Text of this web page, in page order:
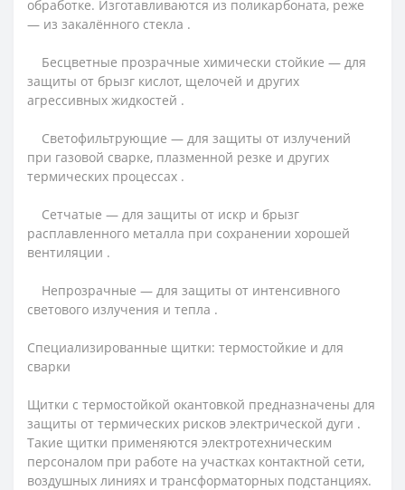
обработке. Изготавливаются из поликарбоната, реже
— из закалённого стекла .
Бесцветные прозрачные химически стойкие — для
защиты от брызг кислот, щелочей и других
агрессивных жидкостей .
Светофильтрующие — для защиты от излучений
при газовой сварке, плазменной резке и других
термических процессах .
Сетчатые — для защиты от искр и брызг
расплавленного металла при сохранении хорошей
вентиляции .
Непрозрачные — для защиты от интенсивного
светового излучения и тепла .
Специализированные щитки: термостойкие и для
сварки
Щитки с термостойкой окантовкой предназначены для
защиты от термических рисков электрической дуги .
Такие щитки применяются электротехническим
персоналом при работе на участках контактной сети,
воздушных линиях и трансформаторных подстанциях.